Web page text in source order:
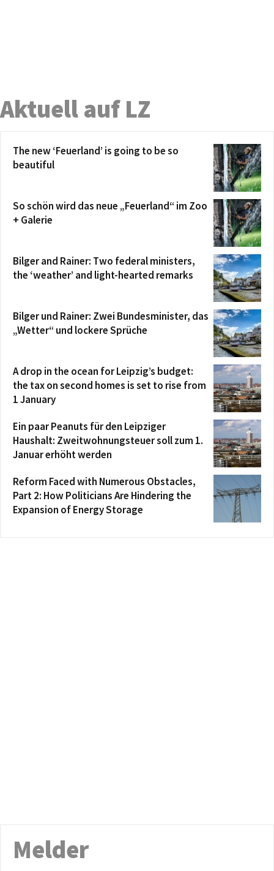
Aktuell auf LZ
The new ‘Feuerland’ is going to be so
beautiful
So schön wird das neue „Feuerland“ im Zoo
+ Galerie
Bilger and Rainer: Two federal ministers,
the ‘weather’ and light-hearted remarks
Bilger und Rainer: Zwei Bundesminister, das
„Wetter“ und lockere Sprüche
A drop in the ocean for Leipzig’s budget:
the tax on second homes is set to rise from
1 January
Ein paar Peanuts für den Leipziger
Haushalt: Zweitwohnungsteuer soll zum 1.
Januar erhöht werden
Reform Faced with Numerous Obstacles,
Part 2: How Politicians Are Hindering the
Expansion of Energy Storage
Melder